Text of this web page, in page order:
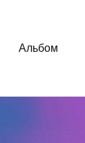
Альбом